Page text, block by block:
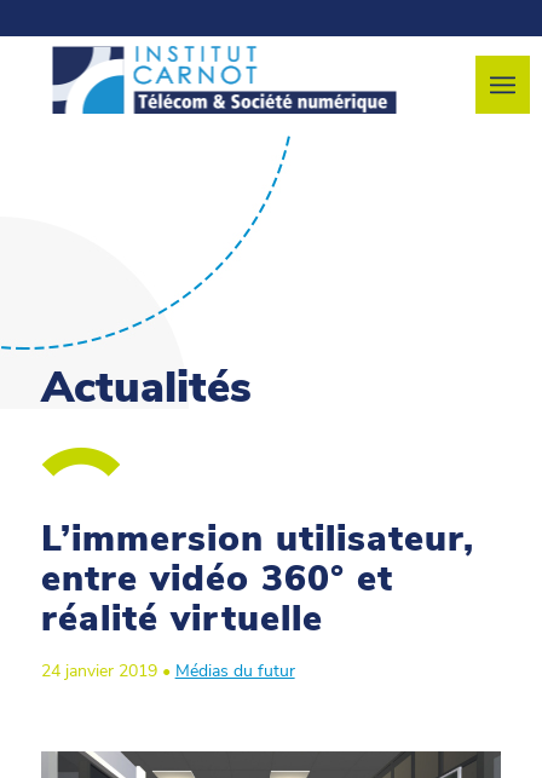
Actualités
L’immersion utilisateur,
entre vidéo 360° et
réalité virtuelle
24 janvier 2019 • Médias du futur